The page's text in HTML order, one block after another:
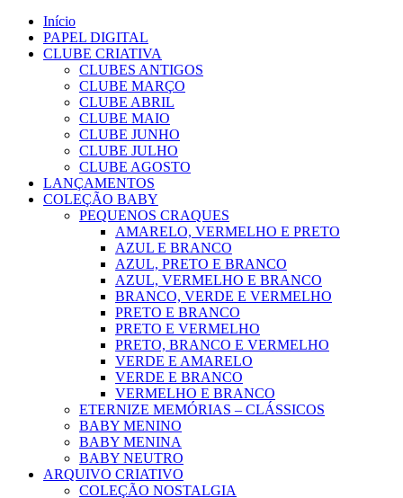
Início
PAPEL DIGITAL
CLUBE CRIATIVA
CLUBES ANTIGOS
CLUBE MARÇO
CLUBE ABRIL
CLUBE MAIO
CLUBE JUNHO
CLUBE JULHO
CLUBE AGOSTO
LANÇAMENTOS
COLEÇÃO BABY
PEQUENOS CRAQUES
AMARELO, VERMELHO E PRETO
AZUL E BRANCO
AZUL, PRETO E BRANCO
AZUL, VERMELHO E BRANCO
BRANCO, VERDE E VERMELHO
PRETO E BRANCO
PRETO E VERMELHO
PRETO, BRANCO E VERMELHO
VERDE E AMARELO
VERDE E BRANCO
VERMELHO E BRANCO
ETERNIZE MEMÓRIAS – CLÁSSICOS
BABY MENINO
BABY MENINA
BABY NEUTRO
ARQUIVO CRIATIVO
COLEÇÃO NOSTALGIA